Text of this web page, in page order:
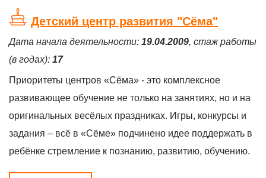
Детский центр развития "Сёма"
Дата начала деятельности: 19.04.2009, стаж работы
(в годах): 17
Приоритеты центров «Сёма» - это комплексное
развивающее обучение не только на занятиях, но и на
оригинальных весёлых праздниках. Игры, конкурсы и
задания – всё в «Сёме» подчинено идее поддержать в
ребёнке стремление к познанию, развитию, обучению.